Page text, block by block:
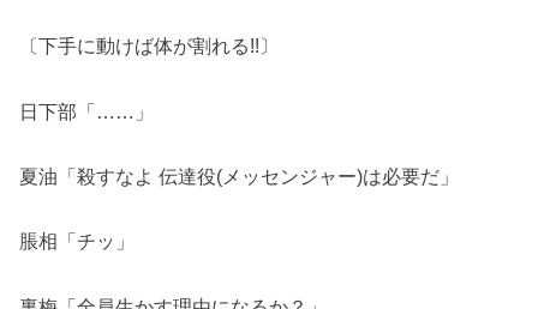
〔下手に動けば体が割れる!!〕
日下部「……」
夏油「殺すなよ 伝達役(メッセンジャー)は必要だ」
脹相「チッ」